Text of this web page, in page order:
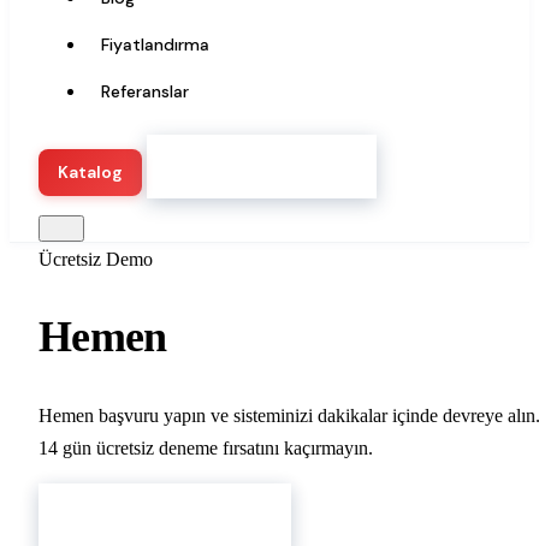
Fiyatlandırma
Referanslar
Katalog
Ücretsiz Demo
Hemen
Hemen başvuru yapın ve sisteminizi dakikalar içinde devreye alın.
14 gün ücretsiz deneme fırsatını kaçırmayın.